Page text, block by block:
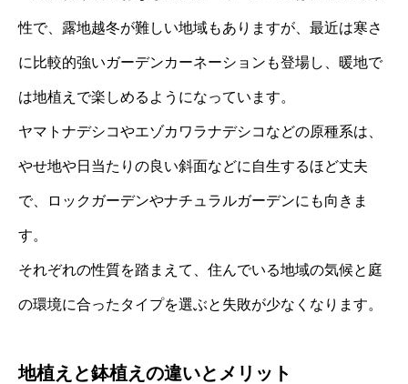
性で、露地越冬が難しい地域もありますが、最近は寒さ
に比較的強いガーデンカーネーションも登場し、暖地で
は地植えで楽しめるようになっています。
ヤマトナデシコやエゾカワラナデシコなどの原種系は、
やせ地や日当たりの良い斜面などに自生するほど丈夫
で、ロックガーデンやナチュラルガーデンにも向きま
す。
それぞれの性質を踏まえて、住んでいる地域の気候と庭
の環境に合ったタイプを選ぶと失敗が少なくなります。
地植えと鉢植えの違いとメリット